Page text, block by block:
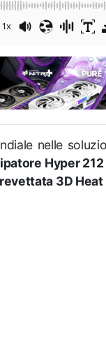
1x
nelle
Hyper 212
3D Heat